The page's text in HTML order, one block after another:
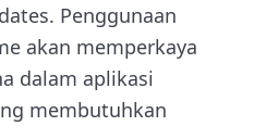
Penggunaan
akan memperkaya
dalam aplikasi
membutuhkan